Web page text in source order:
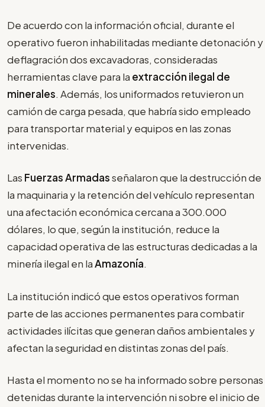
De acuerdo con la información oficial, durante el
operativo fueron inhabilitadas mediante detonación y
deflagración dos excavadoras, consideradas
herramientas clave para la extracción ilegal de
minerales. Además, los uniformados retuvieron un
camión de carga pesada, que habría sido empleado
para transportar material y equipos en las zonas
intervenidas.
Las Fuerzas Armadasseñalaron que la destrucción de
la maquinaria y la retención del vehículo representan
una afectación económica cercana a 300.000
dólares, lo que, según la institución, reduce la
capacidad operativa de las estructuras dedicadas a la
minería ilegal en laAmazonía.
La institución indicó que estos operativos forman
parte de las acciones permanentes para combatir
actividades ilícitas que generan daños ambientales y
afectan la seguridad en distintas zonas del país.
Hasta el momento no se ha informado sobre personas
detenidas durante la intervención ni sobre el inicio de